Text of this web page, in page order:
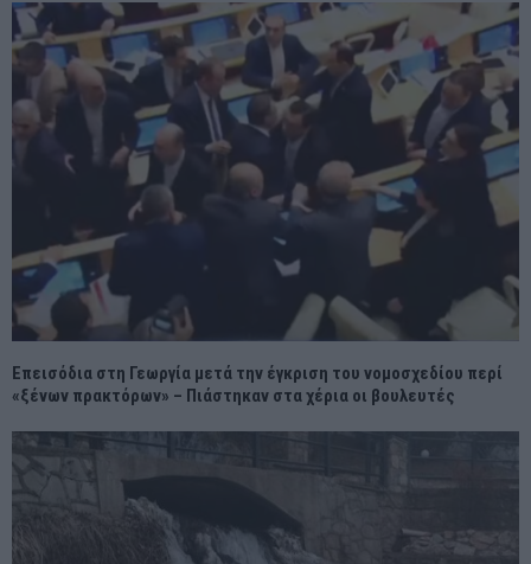
Επεισόδια στη Γεωργία μετά την έγκριση του νομοσχεδίου περί
«ξένων πρακτόρων» – Πιάστηκαν στα χέρια οι βουλευτές